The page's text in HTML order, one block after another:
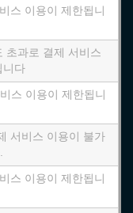
스 이용이 제한됩니
초과로 결제 서비스
니다
스 이용이 제한됩니
서비스 이용이 불가
스 이용이 제한됩니